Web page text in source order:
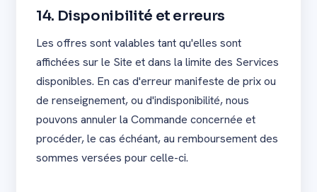
14. Disponibilité et erreurs
Les offres sont valables tant qu'elles sont
affichées sur le Site et dans la limite des Services
disponibles. En cas d'erreur manifeste de prix ou
de renseignement, ou d'indisponibilité, nous
pouvons annuler la Commande concernée et
procéder, le cas échéant, au remboursement des
sommes versées pour celle-ci.